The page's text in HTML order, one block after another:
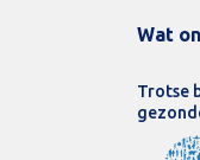
Wat
Trotse